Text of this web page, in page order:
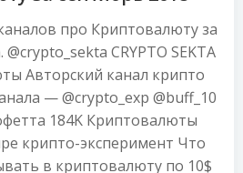
про Криптовалюту за
CRYPTO SEKTA
Авторский канал крипто
— @crypto_exp @buff_10
184K Криптовалюты
крипто-эксперимент Что
в криптовалюту по 10$